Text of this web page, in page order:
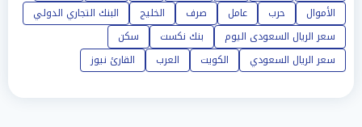
الأموال
حرب عامل صرف الخليج
البنك التجاري الدولي
سعر الريال السعودى اليوم
بنك نكست
سكن
سعر الريال السعودي
الكويت العرب القارئ نيوز